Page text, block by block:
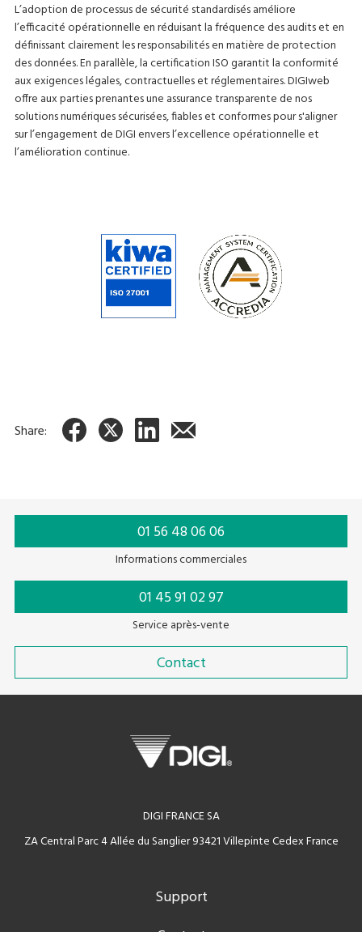
L’adoption de processus de sécurité standardisés améliore
l’efficacité opérationnelle en réduisant la fréquence des audits et en
définissant clairement les responsabilités en matière de protection
des données. En parallèle, la certification ISO garantit la conformité
aux exigences légales, contractuelles et réglementaires. DIGIweb
offre aux parties prenantes une assurance transparente de nos
solutions numériques sécurisées, fiables et conformes pour s'aligner
sur l’engagement de DIGI envers l’excellence opérationnelle et
l’amélioration continue.
Share:
01 56 48 06 06
Informations commerciales
01 45 91 02 97
Service après-vente
Contact
DIGI FRANCE SA
ZA Central Parc 4 Allée du Sanglier 93421 Villepinte Cedex France
Support